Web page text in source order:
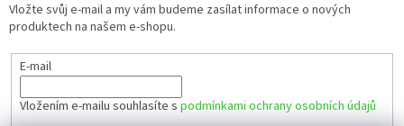
Vložte svůj e-mail a my vám budeme zasílat informace o nových
produktech na našem e-shopu.
E-mail
Vložením e-mailu souhlasíte s podmínkami ochrany osobních údajů